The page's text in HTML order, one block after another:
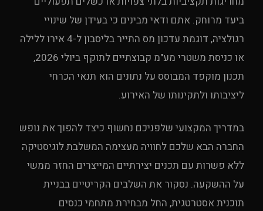
ביעד מרוחק. אתם ודאי מבינים כי בעידן של שינויי
רגולציה, דוגמת עדכון מס התייר בליסבון ל-4 אירו ללילה
או כניסת משטרי מע"מ קבוצתיים לתוקף ביולי 2026,
תכנון מוקפד המבוסס על נתונים הוא תנאי הכרחי
ליציבותו ולתקינותו של האירוע.
במדריך המקצועי שלפניכם נחשוף כיצד להפוך את נופש
החברה הבא שלכם לחוויה מעצימה המשלבת לוגיסטיקה
ללא פשרות עם תכנים יצירתיים המייצרים החזר ממשי
על ההשקעה. נסקור את השלבים הקריטיים בבניית
תוכנית אסטרטגית, החל מבחירת מתחמי כנסים